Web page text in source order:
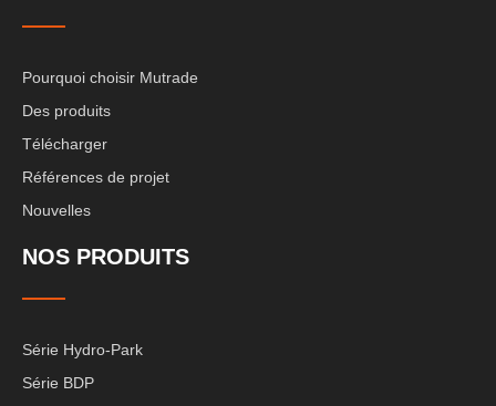
Pourquoi choisir Mutrade
Des produits
Télécharger
Références de projet
Nouvelles
NOS PRODUITS
Série Hydro-Park
Série BDP